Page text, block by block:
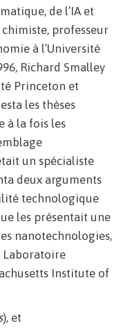
de l’IA et
professeur
à l’Université
Richard Smalley
Princeton et
les thèses
à la fois les
un spécialiste
deux arguments
technologique
les présentait une
nanotechnologies,
Laboratoire
Institute of
), et